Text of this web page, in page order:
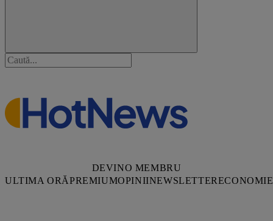
DEVINO MEMBRU
ULTIMA ORĂPREMIUMOPINIINEWSLETTERECONOMIE